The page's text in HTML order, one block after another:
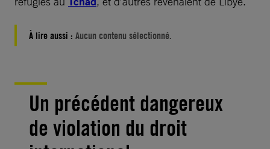
À lire aussi : Aucun contenu sélectionné.
Un précédent dangereux
de violation du droit